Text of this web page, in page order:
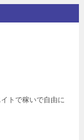
トで稼いで自由に